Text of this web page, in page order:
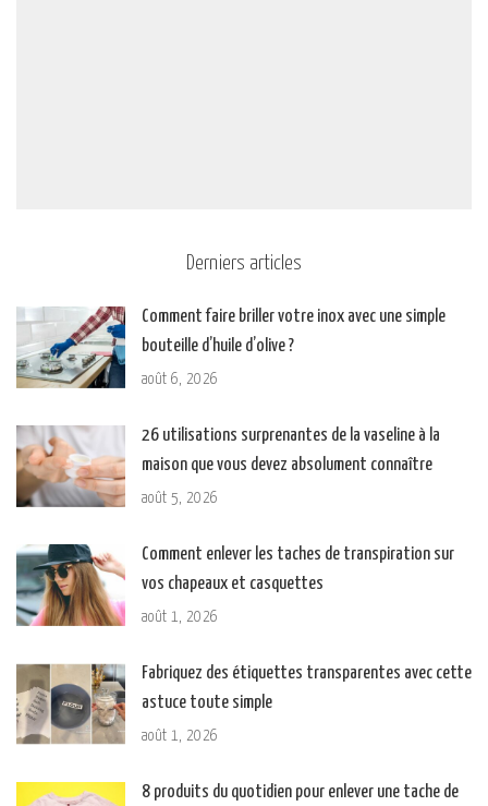
Derniers articles
Comment faire briller votre inox avec une simple
bouteille d’huile d’olive ?
août 6, 2026
26 utilisations surprenantes de la vaseline à la
maison que vous devez absolument connaître
août 5, 2026
Comment enlever les taches de transpiration sur
vos chapeaux et casquettes
août 1, 2026
Fabriquez des étiquettes transparentes avec cette
astuce toute simple
août 1, 2026
8 produits du quotidien pour enlever une tache de